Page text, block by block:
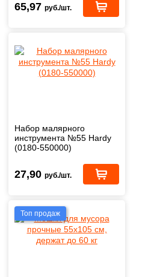
65,97 руб./шт.
Набор малярного
инструмента №55 Hardy
(0180-550000)
27,90 руб./шт.
Топ продаж